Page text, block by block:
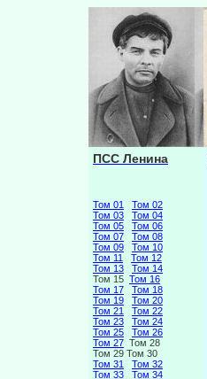
ПСС Ленина
Том 01
Том 02
Том 03
Том 04
Том 05
Том 06
Том 07
Том 08
Том 09
Том 10
Том 11
Том 12
Том 13
Том 14
Том 15 Том 16
Том 17
Том 18
Том 19
Том 20
Том 21
Том 22
Том 23
Том 24
Том 25
Том 26
Том 27 Том 28
Том 29 Том 30
Том 31
Том 32
Том 33
Том 34